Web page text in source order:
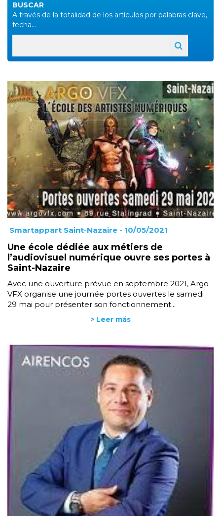
BUSCAR
A través de la totalidad de los artículos por palabras clave,
fecha...
Smartappart Saint-Nazaire - 10/05/2021
Une école dédiée aux métiers de
l’audiovisuel numérique ouvre ses portes à
Saint-Nazaire
Avec une ouverture prévue en septembre 2021, Argo
VFX organise une journée portes ouvertes le samedi
29 mai pour présenter son fonctionnement...
> Leer más